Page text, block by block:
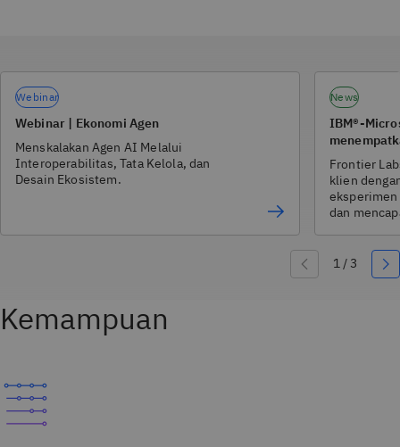
Webinar
Webinar | Ekonomi Agen
Menskalakan Agen AI Melalui
Interoperabilitas, Tata Kelola, dan
Desain Ekosistem.
News
IBM®-
menjadi
Frontier
klien
dan
Kemampuan